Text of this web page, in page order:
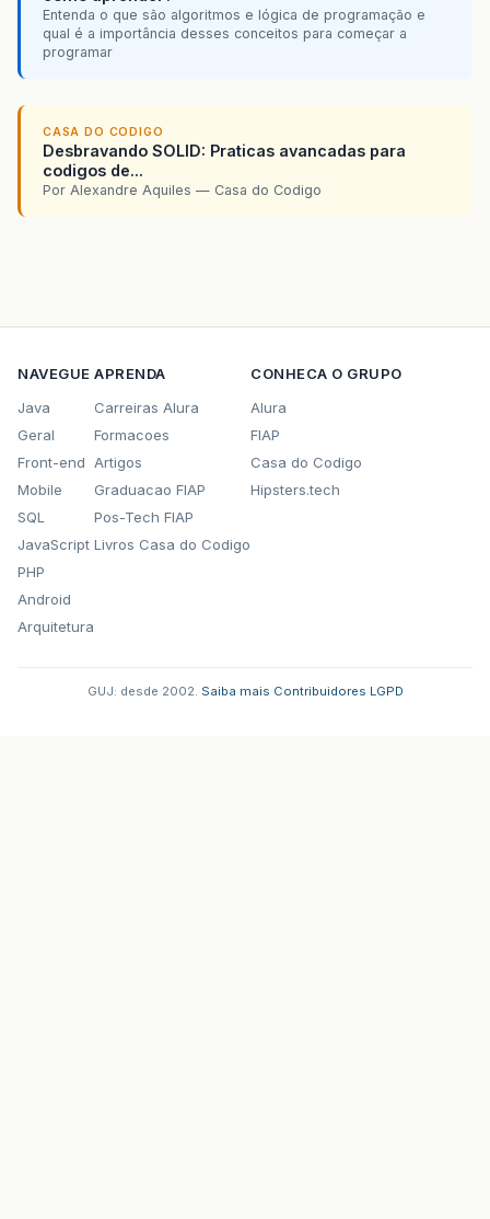
Entenda o que são algoritmos e lógica de programação e
qual é a importância desses conceitos para começar a
programar
CASA DO CODIGO
Desbravando SOLID: Praticas avancadas para
codigos de...
Por Alexandre Aquiles — Casa do Codigo
NAVEGUE
Java
Geral
Front-end
Mobile
SQL
JavaScript
PHP
Android
Arquitetura
APRENDA
Carreiras Alura
Formacoes
Artigos
Graduacao FIAP
Pos-Tech FIAP
Livros Casa do Codigo
CONHECA O GRUPO
Alura
FIAP
Casa do Codigo
Hipsters.tech
GUJ: desde 2002. Saiba mais Contribuidores LGPD